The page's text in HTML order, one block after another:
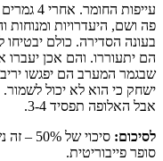
בעונה הסדירה. כולם
הם יתעוררו. והם אכן יעברו
שבגמר המערב הם יפגשו
ישחק כי הוא לא יכול
אבל האלופה תפסיד 3-4.
לסיכום:
סופר פייבוריטית.